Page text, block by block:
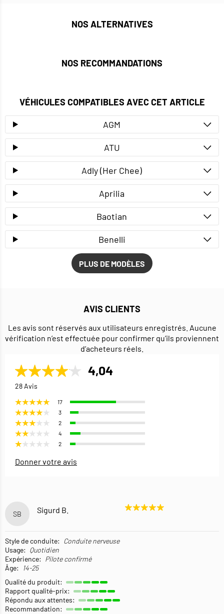
NOS ALTERNATIVES
NOS RECOMMANDATIONS
VÉHICULES COMPATIBLES AVEC CET ARTICLE
AGM
ATU
Adly (Her Chee)
Aprilia
Baotian
Benelli
PLUS DE MODÈLES
AVIS CLIENTS
Les avis sont réservés aux utilisateurs enregistrés. Aucune
vérification n’est effectuée pour confirmer qu’ils proviennent
d’acheteurs réels.
4,04
28 Avis
17
3
2
4
2
Donner votre avis
SB Sigurd B.
Style de conduite: Conduite nerveuse
Usage: Quotidien
Expérience: Pilote confirmé
Âge:
14-25
Qualité du produit:
Rapport qualité-prix:
Répondu aux attentes:
Recommandation: